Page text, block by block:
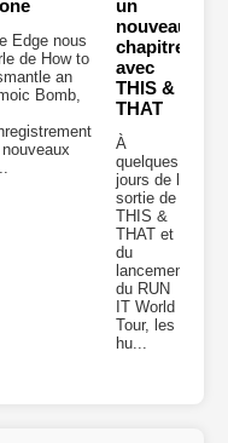
Edge nous
de How to
an
Bomb,
un
nouveau
chapitre
avec
THIS &
THAT
À
quelques
jours de la
sortie de
THIS &
THAT et
du
lancement
du RUN
IT World
Tour, les
hu...